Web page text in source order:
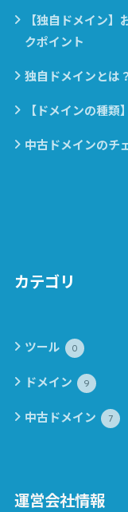
【独自ドメイン
クポイント
独自ドメインとは
【ドメインの種
中古ドメインのチ
カテゴリ
ツール 0
ドメイン 9
中古ドメイン 7
運営会社情報